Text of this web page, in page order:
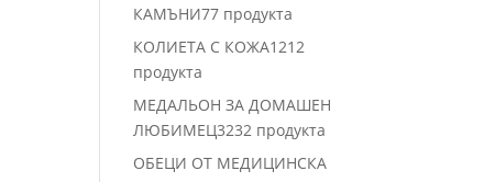
КАМЪНИ77 продукта
КОЛИЕТА С КОЖА1212
продукта
МЕДАЛЬОН ЗА ДОМАШЕН
ЛЮБИМЕЦ3232 продукта
ОБЕЦИ ОТ МЕДИЦИНСКА